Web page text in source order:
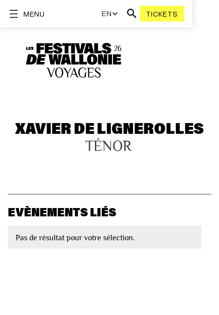
EN TICKETS
MENU
XAVIER DE LIGNEROLLES
TÉNOR
EVÈNEMENTS LIÉS
Pas de résultat pour votre sélection.